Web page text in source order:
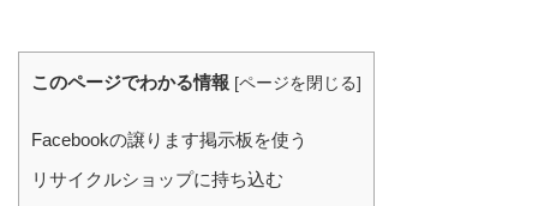
このページでわかる情報 [ページを閉じる]
Facebookの譲ります掲示板を使う
リサイクルショップに持ち込む